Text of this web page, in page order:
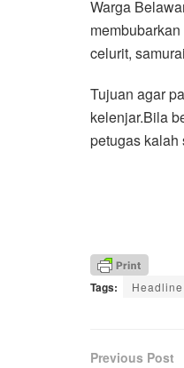
Warga
celurit,
Tujuan agar
kelenjar.Bila
petugas kalah
Tags: Headline
Previous Post